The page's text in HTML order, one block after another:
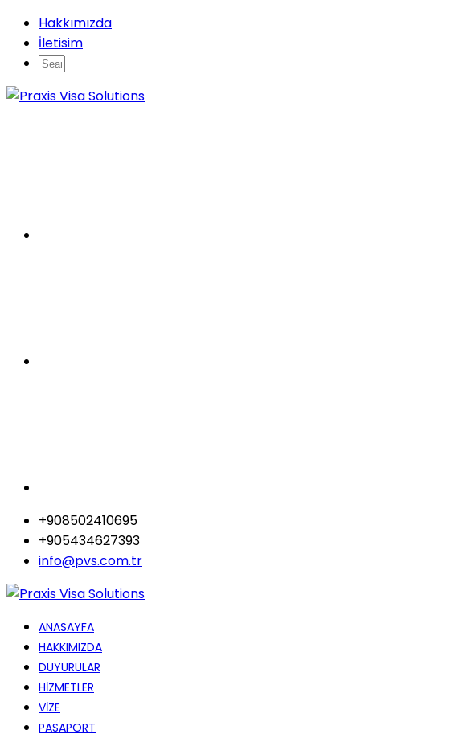
Hakkımızda
İletisim
+908502410695
+905434627393
info@pvs.com.tr
ANASAYFA
HAKKIMIZDA
DUYURULAR
HİZMETLER
VİZE
PASAPORT